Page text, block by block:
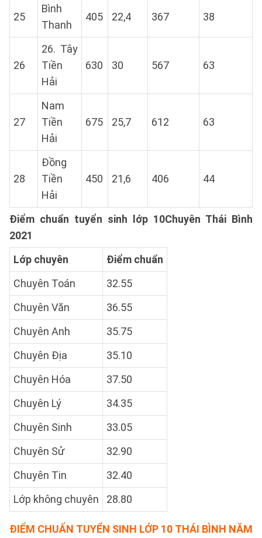
25
Bình
Thanh
405 22,4 367 38
26
26. Tây
Tiền
Hải
630 30 567 63
27
Nam
Tiền
Hải
675 25,7 612 63
28
Đồng
Tiền
Hải
450 21,6 406 44
Điểm chuẩn tuyển sinh lớp 10Chuyên Thái Bình
2021
Lớp chuyên
Điểm chuẩn
Chuyên Toán
32.55
Chuyên Văn
36.55
Chuyên Anh
35.75
Chuyên Địa
35.10
Chuyên Hóa
37.50
Chuyên Lý
34.35
Chuyên Sinh
33.05
Chuyên Sử
32.90
Chuyên Tin
32.40
Lớp không chuyên
28.80
ĐIỂM CHUẨN TUYỂN SINH LỚP 10 THÁI BÌNH NĂM